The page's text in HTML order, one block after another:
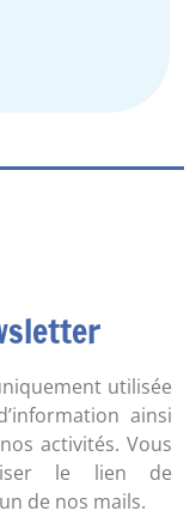
utilisée
ainsi
activités. Vous
le lien de
de nos mails.